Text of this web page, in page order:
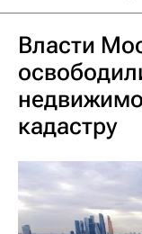
Власти
кадастру